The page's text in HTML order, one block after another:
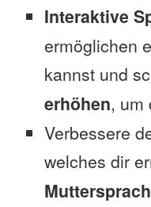
Interaktive
ermöglichen
kannst und
erhöhen, um
Verbessere
welches dir